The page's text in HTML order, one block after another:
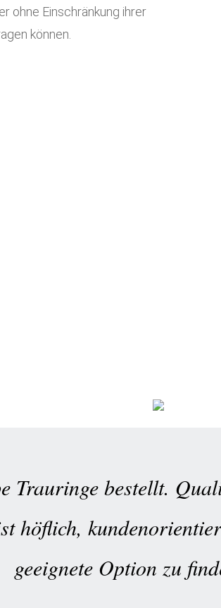
ohne Einschränkung ihrer
können.
Trauringe bestellt.
höflich,
geeignete Option zu